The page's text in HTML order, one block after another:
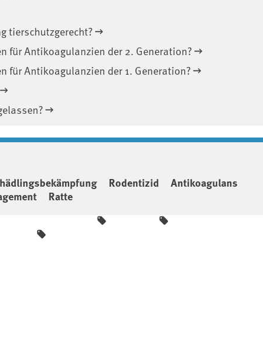
tierschutzgerecht?
für Antikoagulanzien der 2. Generation?
für Antikoagulanzien der 1. Generation?
Rodentizid
Antikoagulans
Ratte